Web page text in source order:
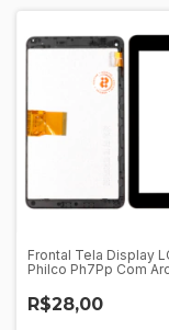
Frontal Tela Display
Philco Ph7Pp Com
R$28,00